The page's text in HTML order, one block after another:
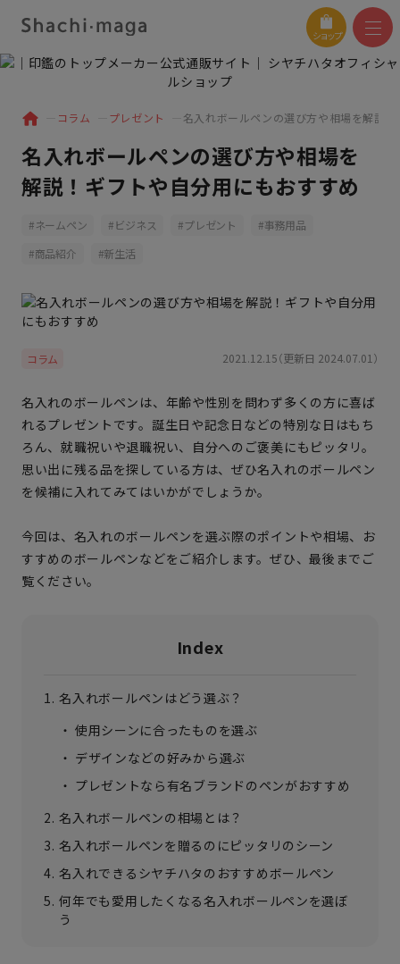
ショップ
コラム プレゼント 名入れボールペンの選び方や相場を解説
名入れボールペンの選び方や相場を
解説！ギフトや自分用にもおすすめ
ネームペン ビジネス プレゼント
事務用品
商品紹介
新生活
コラム 2021.12.15（更新日 2024.07.01）
名入れのボールペンは、年齢や性別を問わず多くの方に喜ば
れるプレゼントです。誕生日や記念日などの特別な日はもち
ろん、就職祝いや退職祝い、自分へのご褒美にもピッタリ。
思い出に残る品を探している方は、ぜひ名入れのボールペン
を候補に入れてみてはいかがでしょうか。
今回は、名入れのボールペンを選ぶ際のポイントや相場、お
すすめのボールペンなどをご紹介します。ぜひ、最後までご
覧ください。
Index
名入れボールペンはどう選ぶ？
使用シーンに合ったものを選ぶ
デザインなどの好みから選ぶ
プレゼントなら有名ブランドのペンがおすすめ
名入れボールペンの相場とは？
名入れボールペンを贈るのにピッタリのシーン
名入れできるシヤチハタのおすすめボールペン
何年でも愛用したくなる名入れボールペンを選ぼ
う